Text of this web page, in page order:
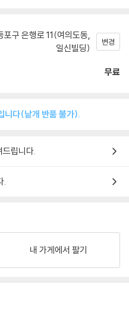
포구 은행로 11(여의도동,
일신빌딩)
변경
무료
니다(낱개 반품 불가).
립니다.
.
내 가게에서 팔기